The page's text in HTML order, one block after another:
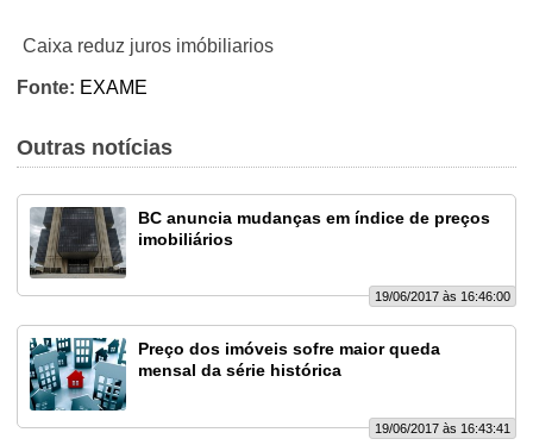
Caixa reduz juros imóbiliarios
Fonte: EXAME
Outras notícias
BC anuncia mudanças em índice de preços
imobiliários
19/06/2017 às 16:46:00
Preço dos imóveis sofre maior queda
mensal da série histórica
19/06/2017 às 16:43:41